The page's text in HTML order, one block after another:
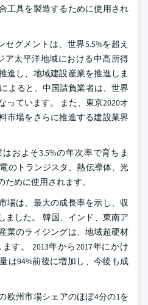
工具を製造するために使用され
グメントは、世界5.5%を超え
ア太平洋地域における中高所得
進し、地域建設産業を推進しま
よると、中国請負業者は、世界
っています。 また、東京2020オ
市場をさらに推進する建設業界
およそ3.5%の年次率で育ちま
のトランジスタ、熱伝導体、光
めに使用されます。
場は、最大の成長率を示し、収
ました。 韓国、インド、東南ア
業のライジングは、地域超硬材
す。 2013年から2017年にかけ
は94%前後に増加し、今後も成
欧州市場シェアのほぼ4分の1を